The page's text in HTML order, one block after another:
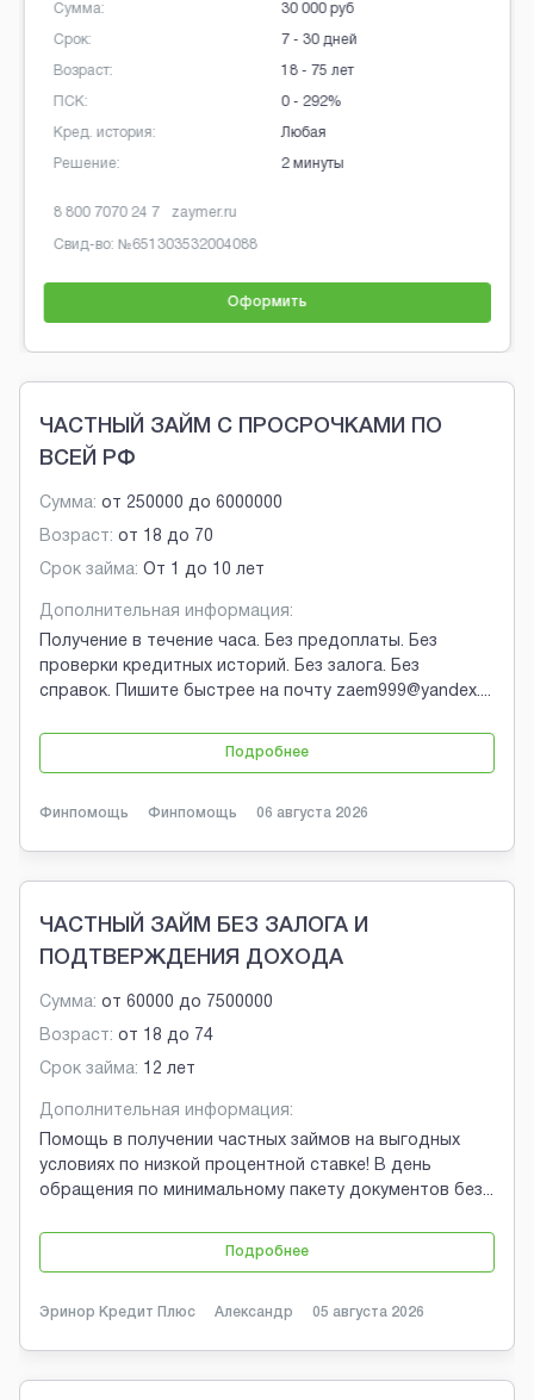
Сумма:
Срок:
Возраст:
ПСК:
Кред. история:
Решение:
30 000 руб
7 - 30 дней
18 - 75 лет
0 - 292%
Любая
2 минуты
8 800 7070 24 7 zaymer.ru
Свид-во: №651303532004088
Оформить
Brobaza - Обычные объявления
ЧАСТНЫЙ ЗАЙМ С ПРОСРОЧКАМИ ПО
ВСЕЙ РФ
Сумма: от 250000 до 6000000
Возраст: от 18 до 70
Срок займа: От 1 до 10 лет
Дополнительная информация:
Получение в течение часа. Без предоплаты. Без
проверки кредитных историй. Без залога. Без
справок. Пишите быстрее на почту zaem999@yandex....
Подробнее
Финпомощь Финпомощь 06 августа 2026
ЧАСТНЫЙ ЗАЙМ БЕЗ ЗАЛОГА И
ПОДТВЕРЖДЕНИЯ ДОХОДА
Сумма: от 60000 до 7500000
Возраст: от 18 до 74
Срок займа: 12 лет
Дополнительная информация:
Помощь в получении частных займов на выгодных
условиях по низкой процентной ставке! В день
обращения по минимальному пакету документов без...
Подробнее
Эринор Кредит Плюс Александр 05 августа 2026